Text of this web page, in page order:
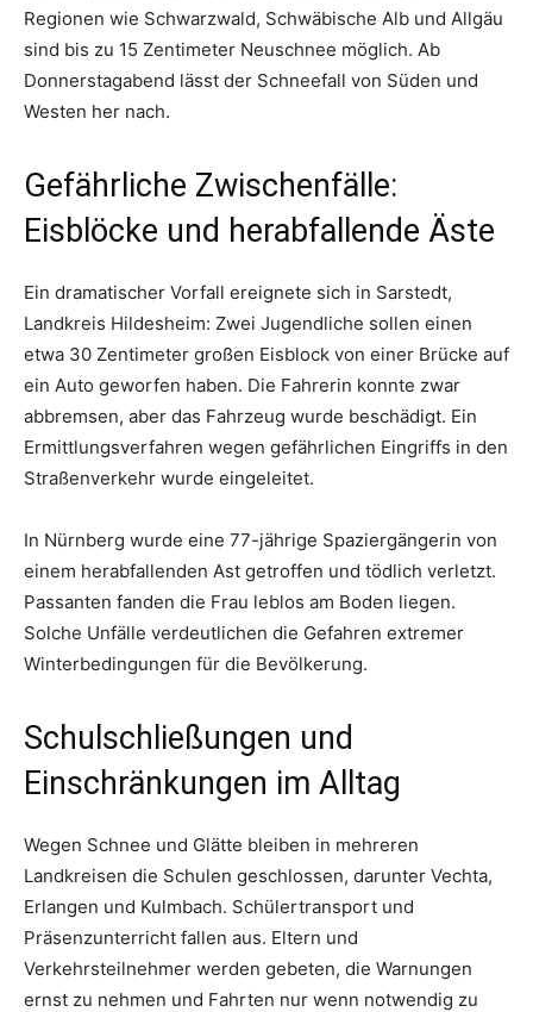
Regionen wie Schwarzwald, Schwäbische Alb und Allgäu
sind bis zu 15 Zentimeter Neuschnee möglich. Ab
Donnerstagabend lässt der Schneefall von Süden und
Westen her nach.
Gefährliche Zwischenfälle:
Eisblöcke und herabfallende Äste
Ein dramatischer Vorfall ereignete sich in Sarstedt,
Landkreis Hildesheim: Zwei Jugendliche sollen einen
etwa 30 Zentimeter großen Eisblock von einer Brücke auf
ein Auto geworfen haben. Die Fahrerin konnte zwar
abbremsen, aber das Fahrzeug wurde beschädigt. Ein
Ermittlungsverfahren wegen gefährlichen Eingriffs in den
Straßenverkehr wurde eingeleitet.
In Nürnberg wurde eine 77-jährige Spaziergängerin von
einem herabfallenden Ast getroffen und tödlich verletzt.
Passanten fanden die Frau leblos am Boden liegen.
Solche Unfälle verdeutlichen die Gefahren extremer
Winterbedingungen für die Bevölkerung.
Schulschließungen und
Einschränkungen im Alltag
Wegen Schnee und Glätte bleiben in mehreren
Landkreisen die Schulen geschlossen, darunter Vechta,
Erlangen und Kulmbach. Schülertransport und
Präsenzunterricht fallen aus. Eltern und
Verkehrsteilnehmer werden gebeten, die Warnungen
ernst zu nehmen und Fahrten nur wenn notwendig zu